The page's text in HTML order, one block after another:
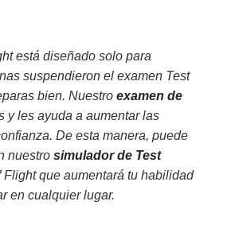
está diseñado solo para
suspendieron el examen Test
bien. Nuestro examen de
y les ayuda a aumentar las
De esta manera, puede
nuestro simulador de Test
que aumentará tu habilidad
en cualquier lugar.